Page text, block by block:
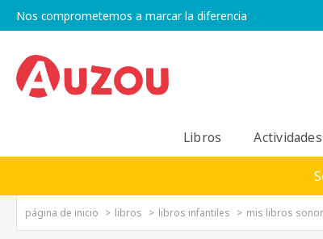
Nos comprometemos a marcar la diferencia
Libros Actividades
página de inicio libros libros infantiles mis libros